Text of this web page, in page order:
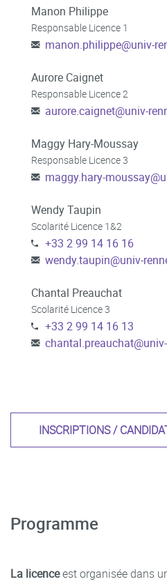
Manon Philippe
Responsable Licence 1
manon.philippe@univ-
Aurore Caignet
Responsable Licence 2
aurore.caignet@univ-
Maggy Hary-Moussay
Responsable Licence 3
maggy.hary-moussay@
Wendy Taupin
Scolarité Licence 1&2
+33 2 99 14 16 16
wendy.taupin@univ-
Chantal Preauchat
Scolarité Licence 3
+33 2 99 14 16 13
chantal.preauchat@
INSCRIPTIONS /
Programme
La licenceest organisée dans